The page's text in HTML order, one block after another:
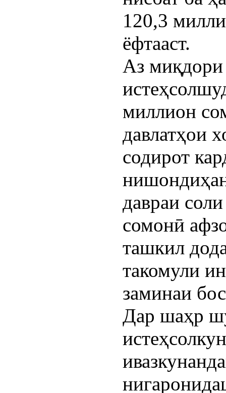
120,3
ёфтааст.
Аз
миллион
давлатҳои
содирот
давраи
сомонӣ
ташкил
такомули
заминаи
Дар шаҳр